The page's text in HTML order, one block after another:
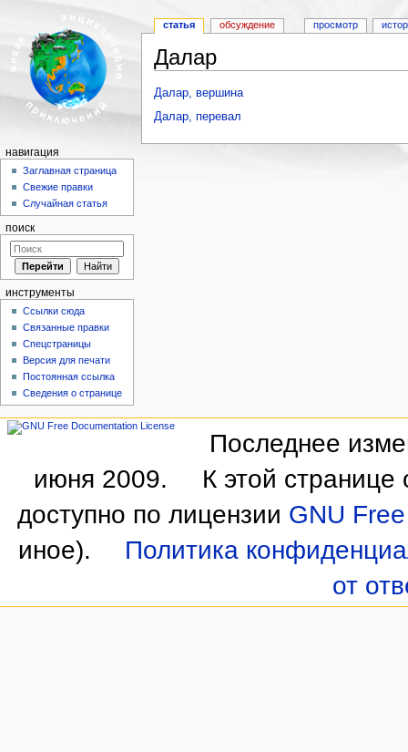
Далар
Далар, вершина
Далар, перевал
статья обсуждение просмотр
навигация
Заглавная страница
Свежие правки
Случайная статья
поиск
инструменты
Ссылки сюда
Связанные правки
Спецстраницы
Версия для печати
Постоянная ссылка
Сведения о странице
Последнее
июня 2009.
К этой
доступно по лицензии GNU
иное).
Политика
от